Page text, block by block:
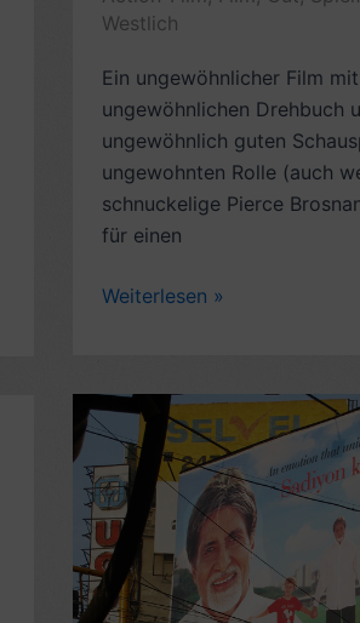
Westlich
Ein ungewöhnlicher Film
ungewöhnlichen Drehbuch
ungewöhnlich guten
ungewohnten Rolle (auch
schnuckelige Pierce
für einen
Rezension
und
Margaritas
(2005,
mit
Pierce
Brosnan;
mit
Trailer)
Weiterlesen »